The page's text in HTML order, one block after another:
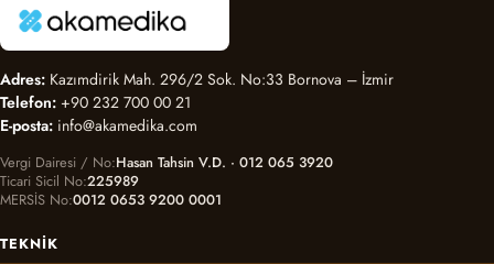
Adres: Kazımdirik Mah. 296/2 Sok. No:33 Bornova – İzmir
Telefon: +90 232 700 00 21
E-posta: info@akamedika.com
Vergi Dairesi / No Hasan Tahsin V.D. · 012 065 3920
Ticari Sicil No 225989
MERSİS No 0012 0653 9200 0001
TEKNIK